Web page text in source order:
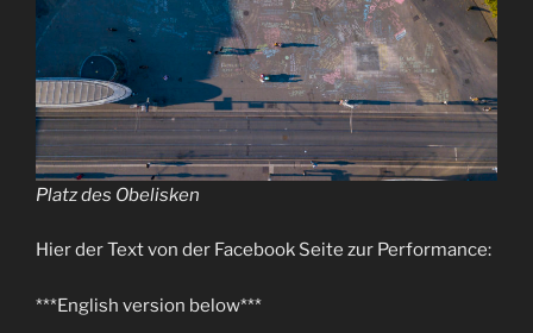
Platz des Obelisken
Hier der Text von der Facebook Seite zur Performance:
***English version below***